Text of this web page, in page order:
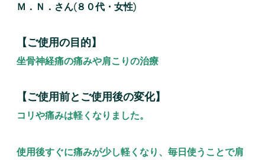
Ｍ．Ｎ．さん(８０代・女性)
【ご使用の目的】
坐骨神経痛の痛みや肩こりの治療
【ご使用前とご使用後の変化】
コリや痛みは軽くなりました。
使用後すぐに痛みが少し軽くなり、毎日使うことで肩